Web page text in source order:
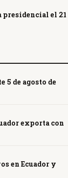
presidencial el 21
5 de agosto de
exporta con
en Ecuador y